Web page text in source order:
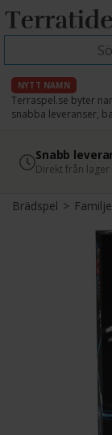
NYTT NAMN
Terraspel.se byter
snabba leveranser,
4.8
Läs omdömen
Snabb
Direkt från lager
Brädspel>